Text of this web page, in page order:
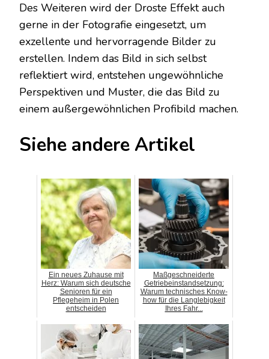
Des Weiteren wird der Droste Effekt auch
gerne in der Fotografie eingesetzt, um
exzellente und hervorragende Bilder zu
erstellen. Indem das Bild in sich selbst
reflektiert wird, entstehen ungewöhnliche
Perspektiven und Muster, die das Bild zu
einem außergewöhnlichen Profibild machen.
Siehe andere Artikel
Ein neues Zuhause mit
Herz: Warum sich deutsche
Senioren für ein
Pflegeheim in Polen
entscheiden
Maßgeschneiderte
Getriebeinstandsetzung:
Warum technisches Know-
how für die Langlebigkeit
Ihres Fahr...